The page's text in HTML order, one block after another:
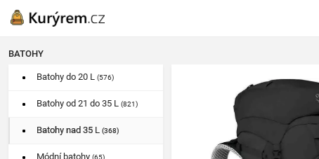
BATOHY
Batohy do 20 L (576)
Batohy od 21 do 35 L (821)
Batohy nad 35 L (368)
Módní batohy (65)